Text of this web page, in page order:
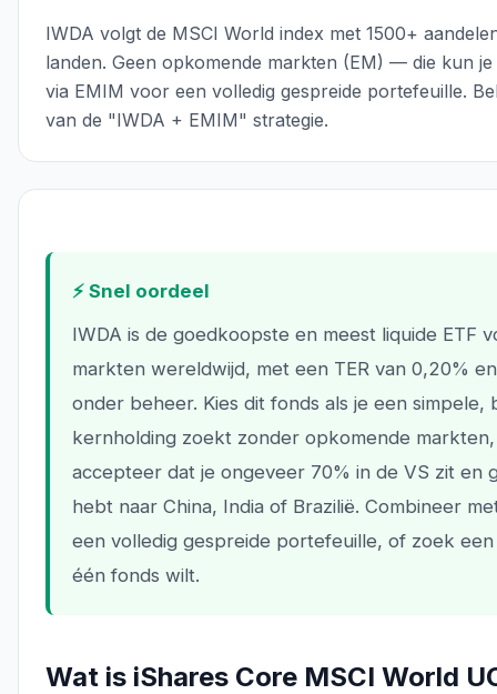
IWDA volgt de MSCI World index met 1500+
landen. Geen opkomende markten (EM) — die kun
via EMIM voor een volledig gespreide portefeuille.
van de "IWDA + EMIM" strategie.
⚡ Snel oordeel
IWDA is de goedkoopste en meest liquide ETF
markten wereldwijd, met een TER van 0,20%
onder beheer. Kies dit fonds als je een
kernholding zoekt zonder opkomende markten,
accepteer dat je ongeveer 70% in de VS zit en
hebt naar China, India of Brazilië. Combineer
een volledig gespreide portefeuille, of zoek
één fonds wilt.
Wat is iShares Core MSCI World